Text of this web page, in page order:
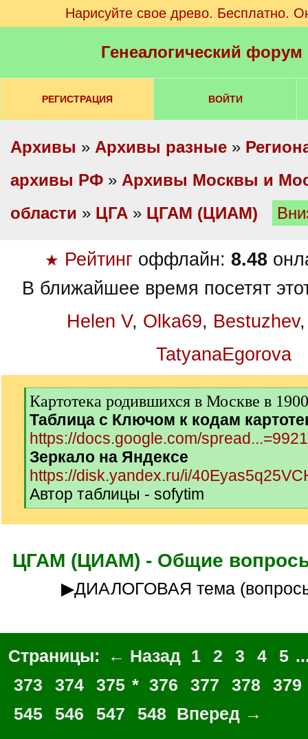
Нарисуйте свое древо. Бесплатно.
Генеалогический
РЕГИСТРАЦИЯ ВОЙТИ
Архивы » Архивы разные »
архивы РФ » Архивы Москвы и
области » ЦГА » ЦГАМ (ЦИАМ)
★ Рейтинг оффлайн: 8.48
В ближайшее время посетят
Helen V, Olka69, Bestuzhev
TatyanaEgorova
[
q
Картотека родившихся в Москве в
Таблица с Ключом к кодам
https://docs.google.com/
Зеркало на Яндексе
https://disk.yandex.ru/i/
Автор таблицы - sofytim
[
/
ЦГАМ (ЦИАМ) - Общие
▶ДИАЛОГОВАЯ тема
Страницы: ← Назад 1 2 3 4 5
373
374 375 * 376 377 378 379
545
546 547 548 Вперед →